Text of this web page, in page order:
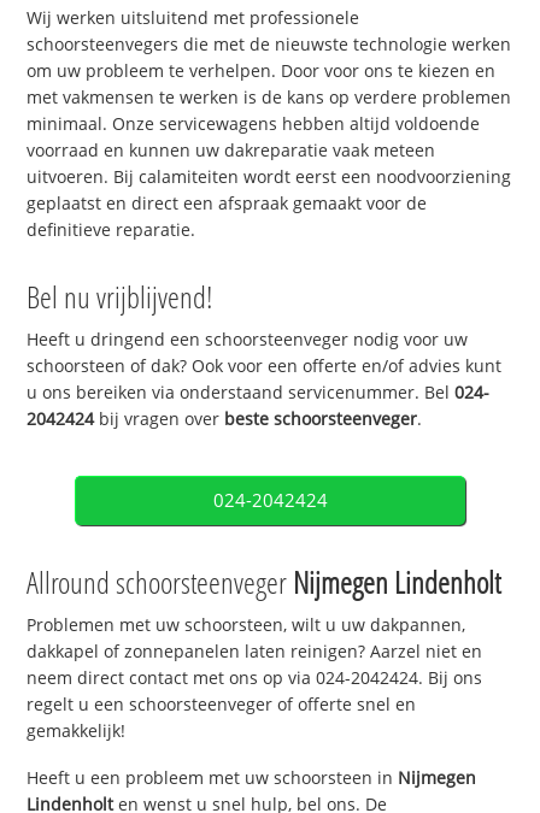
Wij werken uitsluitend met professionele
schoorsteenvegers die met de nieuwste technologie werken
om uw probleem te verhelpen. Door voor ons te kiezen en
met vakmensen te werken is de kans op verdere problemen
minimaal. Onze servicewagens hebben altijd voldoende
voorraad en kunnen uw dakreparatie vaak meteen
uitvoeren. Bij calamiteiten wordt eerst een noodvoorziening
geplaatst en direct een afspraak gemaakt voor de
definitieve reparatie.
Bel nu vrijblijvend!
Heeft u dringend een schoorsteenveger nodig voor uw
schoorsteen of dak? Ook voor een offerte en/of advies kunt
u ons bereiken via onderstaand servicenummer. Bel024-
2042424bij vragen over beste schoorsteenveger.
024-2042424
Allround schoorsteenveger Nijmegen Lindenholt
Problemen met uw schoorsteen, wilt u uw dakpannen,
dakkapel of zonnepanelen laten reinigen? Aarzel niet en
neem direct contact met ons op via 024-2042424. Bij ons
regelt u een schoorsteenveger of offerte snel en
gemakkelijk!
Heeft u een probleem met uw schoorsteen in Nijmegen
Lindenholten wenst u snel hulp, bel ons. De